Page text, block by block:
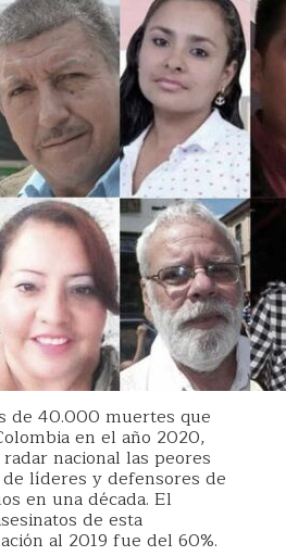
de 40.000 muertes que
en el año 2020,
nacional las peores
líderes y defensores de
en una década. El
de esta
al 2019 fue del 60%.